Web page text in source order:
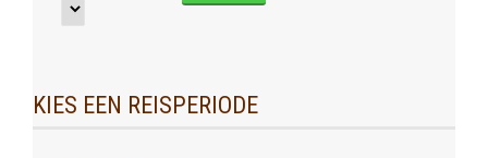
KIES EEN REISPERIODE